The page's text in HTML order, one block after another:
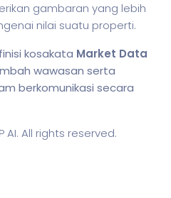
gambaran yang lebih
nilai suatu properti.
kosakata Market Data
wawasan serta
berkomunikasi secara
AI. All rights reserved.